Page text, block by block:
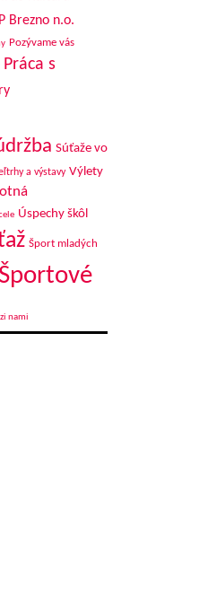
Brezno n.o.
Pozývame vás
Práca s
Súťaže vo
a výstavy Výlety
Úspechy škôl
Šport mladých
Športové
nami